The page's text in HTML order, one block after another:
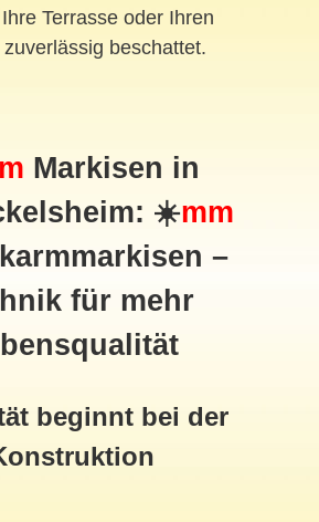
Terrasse oder Ihren
zuverlässig beschattet.
Markisen in
☀️mm
–
für mehr
beginnt bei der